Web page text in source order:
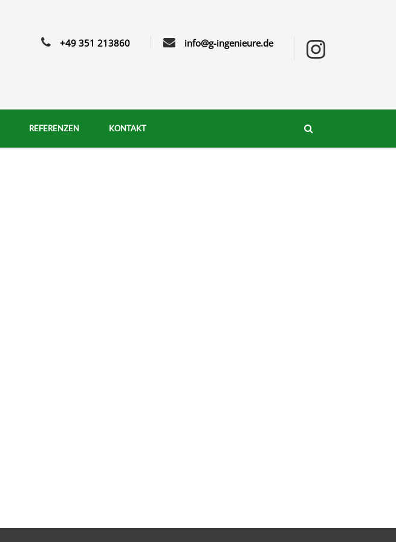
+49 351 213860 info@g-ingenieure.de
REFERENZEN KONTAKT